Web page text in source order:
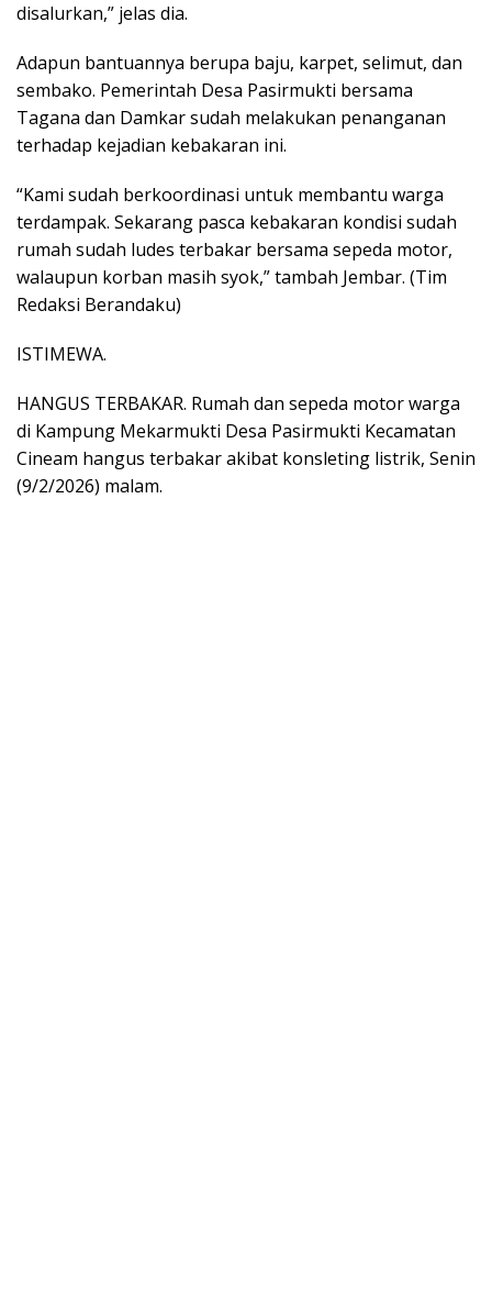
disalurkan,” jelas dia.
Adapun bantuannya berupa baju, karpet, selimut, dan
sembako. Pemerintah Desa Pasirmukti bersama
Tagana dan Damkar sudah melakukan penanganan
terhadap kejadian kebakaran ini.
“Kami sudah berkoordinasi untuk membantu warga
terdampak. Sekarang pasca kebakaran kondisi sudah
rumah sudah ludes terbakar bersama sepeda motor,
walaupun korban masih syok,” tambah Jembar. (Tim
Redaksi Berandaku)
ISTIMEWA.
HANGUS TERBAKAR. Rumah dan sepeda motor warga
di Kampung Mekarmukti Desa Pasirmukti Kecamatan
Cineam hangus terbakar akibat konsleting listrik, Senin
(9/2/2026) malam.